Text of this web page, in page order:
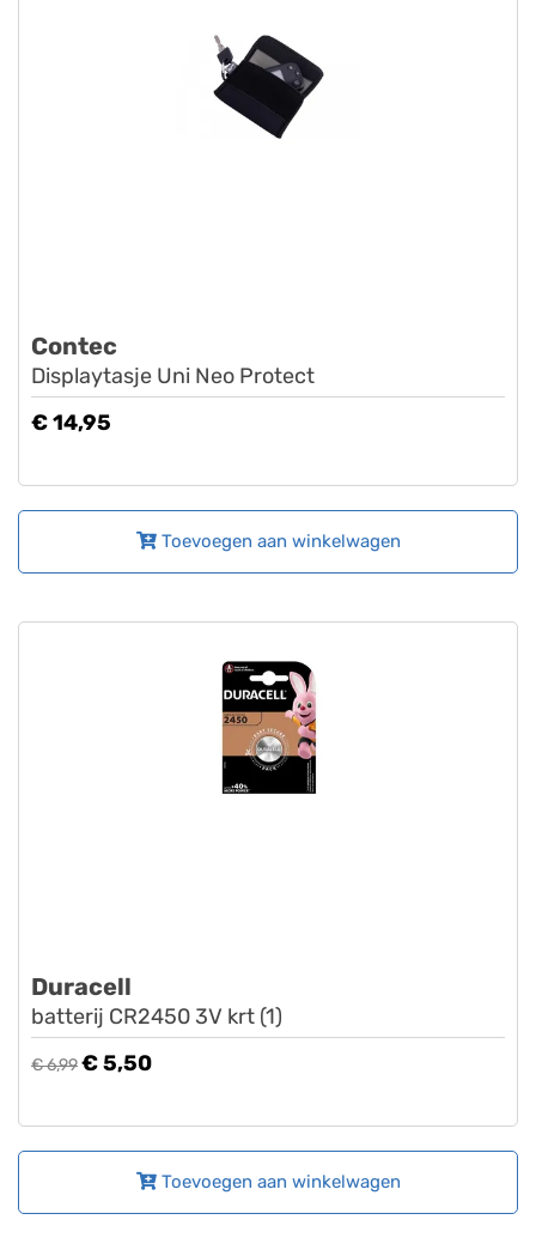
Contec
Displaytasje Uni Neo Protect
€ 14,95
Toevoegen aan winkelwagen
Duracell
batterij CR2450 3V krt (1)
€ 6,99€ 5,50
Toevoegen aan winkelwagen